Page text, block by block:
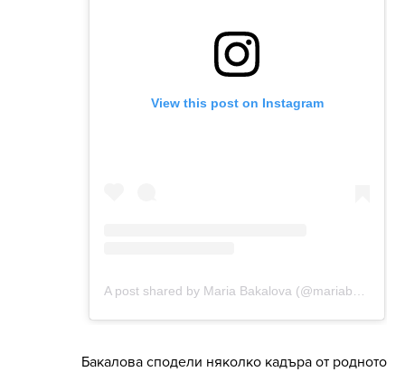
Бакалова сподели няколко кадъра от родното